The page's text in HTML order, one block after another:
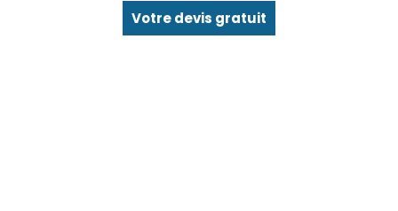
Votre devis gratuit